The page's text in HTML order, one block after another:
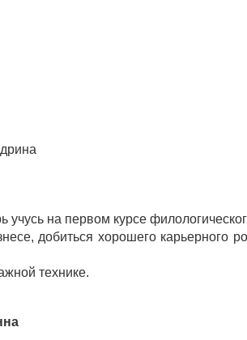
на первом курсе
добиться хорошего карьерного
технике.